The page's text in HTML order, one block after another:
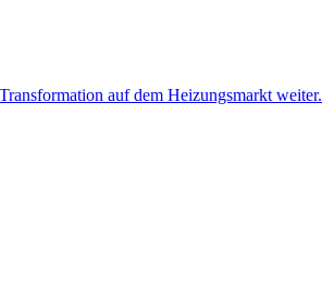
auf dem Heizungsmarkt weiter.